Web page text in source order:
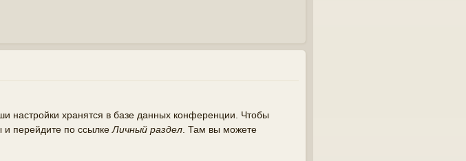
настройки хранятся в базе данных конференции. Чтобы
и перейдите по ссылке Личный раздел . Там вы можете